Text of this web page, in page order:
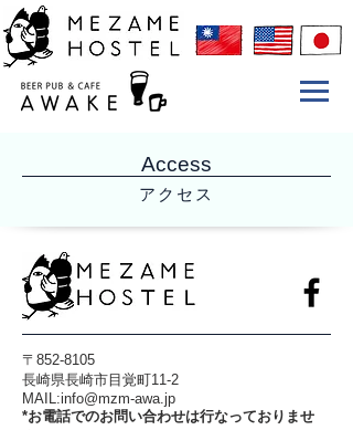
Access
アクセス
〒852-8105
長崎県長崎市目覚町11-2​
​MAIL:info@mzm-awa.jp
*お電話でのお問い合わせは行なっておりませ